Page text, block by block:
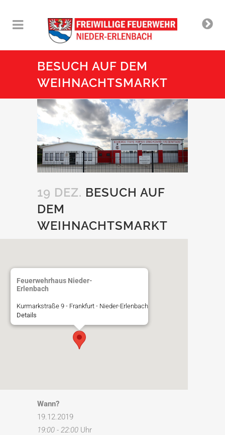
BESUCH AUF DEM
WEIHNACHTSMARKT
19 DEZ. BESUCH AUF
DEM
WEIHNACHTSMARKT
Feuerwehrhaus Nieder-
Erlenbach
Kurmarkstraße 9 - Frankfurt - Nieder-Erlenbach
Details
Wann?
19.12.2019
19:00 - 22:00 Uhr